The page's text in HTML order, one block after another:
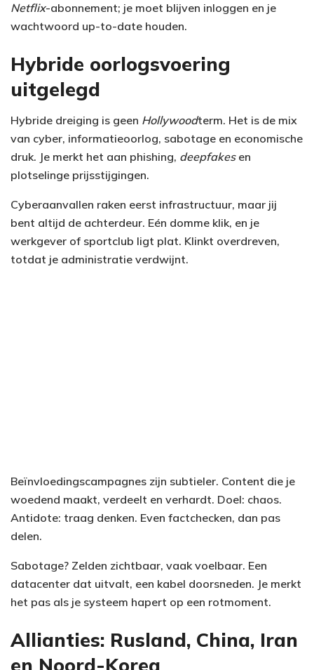
Netflix-abonnement; je moet blijven inloggen en je
wachtwoord up-to-date houden.
Hybride oorlogsvoering
uitgelegd
Hybride dreiging is geen Hollywoodterm. Het is de mix
van cyber, informatieoorlog, sabotage en economische
druk. Je merkt het aan phishing, deepfakesen
plotselinge prijsstijgingen.
Cyberaanvallen raken eerst infrastructuur, maar jij
bent altijd de achterdeur. Eén domme klik, en je
werkgever of sportclub ligt plat. Klinkt overdreven,
totdat je administratie verdwijnt.
Beïnvloedingscampagnes zijn subtieler. Content die je
woedend maakt, verdeelt en verhardt. Doel: chaos.
Antidote: traag denken. Even factchecken, dan pas
delen.
Sabotage? Zelden zichtbaar, vaak voelbaar. Een
datacenter dat uitvalt, een kabel doorsneden. Je merkt
het pas als je systeem hapert op een rotmoment.
Allianties: Rusland, China, Iran
en Noord-Korea